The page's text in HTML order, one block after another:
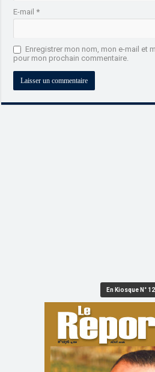
E-mail*
Enregistrer mon nom, mon e-mail et
pour mon prochain commentaire.
En Kiosque N°